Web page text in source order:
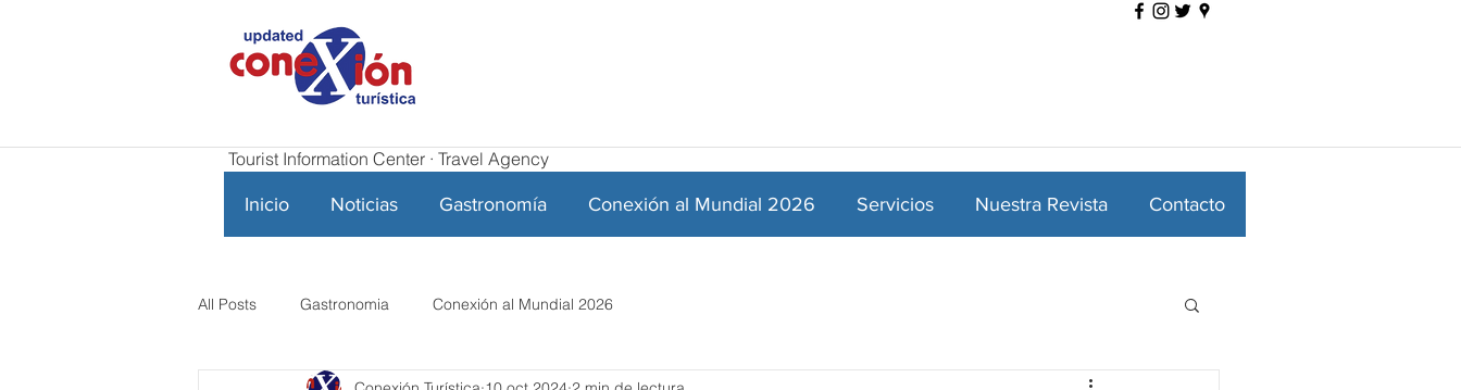
Tourist Information Center · Travel Agency
Inicio Noticias Gastronomía Conexión al Mundial 2026 Servicios Nuestra Revista Contacto
All Posts Gastronomia Conexión al Mundial 2026